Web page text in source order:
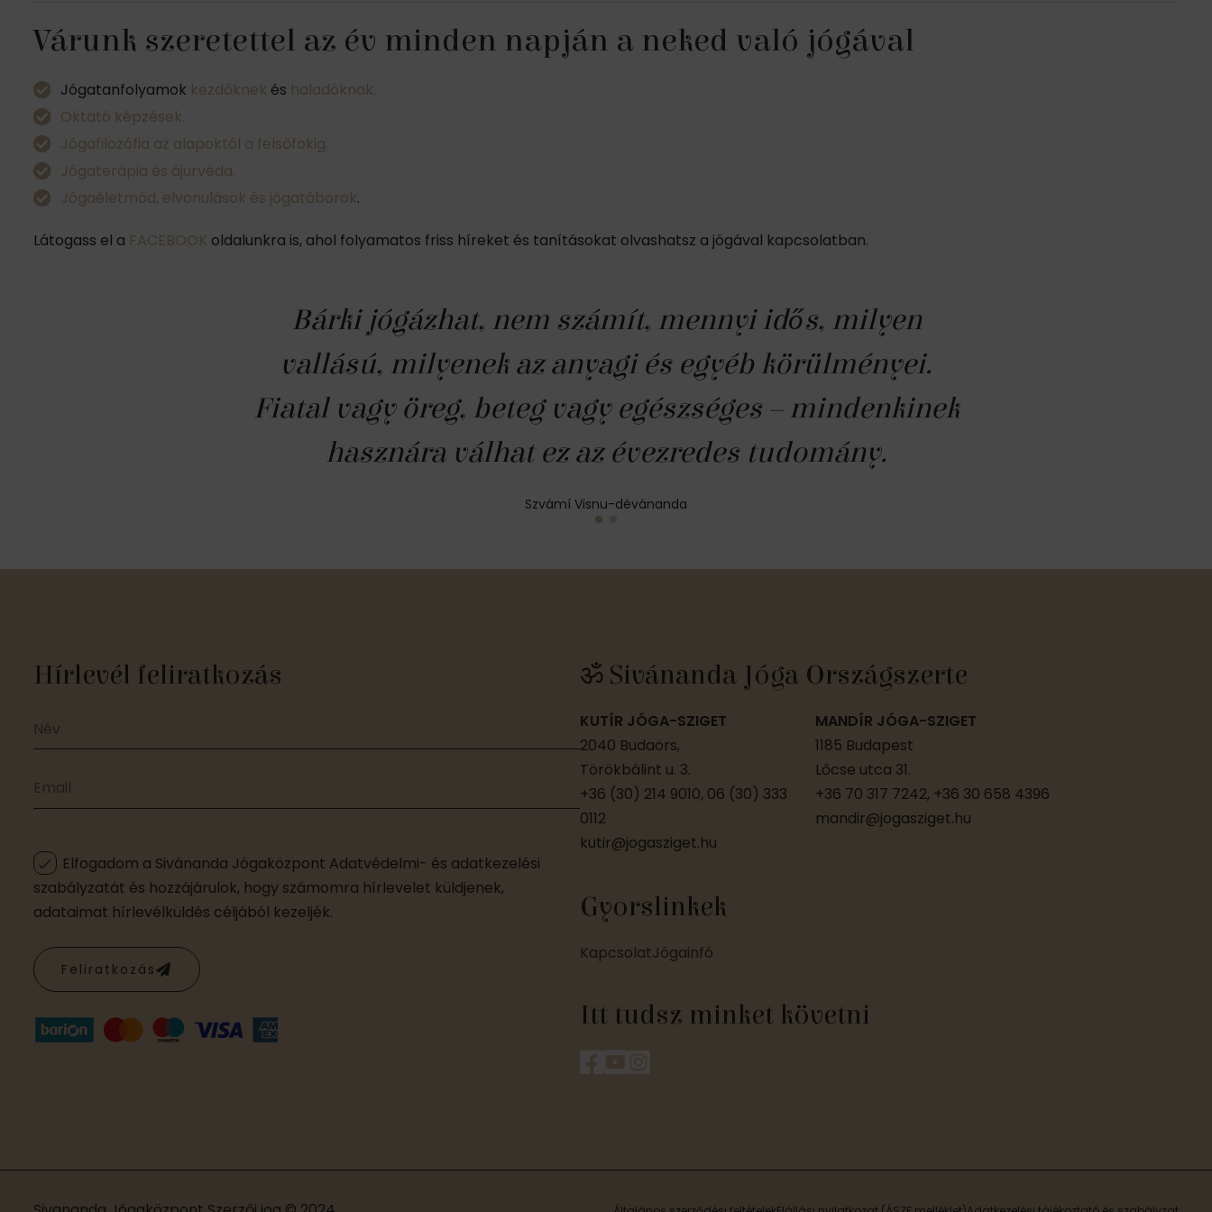
Várunk szeretettel az év minden napján a neked való jógával
Jógatanfolyamok kezdőknek és haladóknak.
Oktató képzések.
Jógafilozófia az alapoktól a felsőfokig.
Jógaterápia és ájurvéda.
Jógaéletmód, elvonulások és jógatáborok.
Látogass el a FACEBOOK oldalunkra is, ahol folyamatos friss híreket és tanításokat olvashatsz a jógával kapcsolatban.
Bárki jógázhat, nem számít, mennyi idős, milyen
vallású, milyenek az anyagi és egyéb körülményei.
Fiatal vagy öreg, beteg vagy egészséges – mindenkinek
hasznára válhat ez az évezredes tudomány.
Szvámí Visnu-dévánanda
Hírlevél feliratkozás
Elfogadom a Sivánanda Jógaközpont Adatvédelmi- és adatkezelési
szabályzatát és hozzájárulok, hogy számomra hírlevelet küldjenek,
adataimat hírlevélküldés céljából kezeljék.
Feliratkozás
ॐ Sivánanda Jóga Országszerte
KUTÍR JÓGA-SZIGET
2040 Budaörs,
Törökbálint u. 3.
+36 (30) 214 9010, 06 (30) 333
0112
kutir@jogasziget.hu
MANDÍR JÓGA-SZIGET
1185 Budapest
Lőcse utca 31.
+36 70 317 7242, +36 30 658 4396
mandir@jogasziget.hu
Gyorslinkek
KapcsolatJógainfó
Itt tudsz minket követni